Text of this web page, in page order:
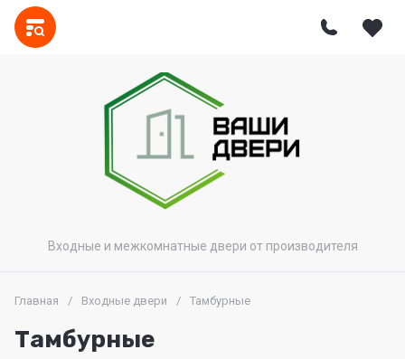
Входные и межкомнатные двери от производителя
Главная / Входные двери / Тамбурные
Тамбурные